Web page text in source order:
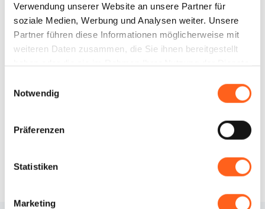
Verwendung unserer Website an unsere Partner für
soziale Medien, Werbung und Analysen weiter. Unsere
Partner führen diese Informationen möglicherweise mit
weiteren Daten zusammen, die Sie ihnen bereitgestellt
Notwendig
Präferenzen
Statistiken
Marketing
Telefon3283249169
E-Mailmarsalagoldenapartment@gmail.com
LBL_CIN_CDEIT081011C2MW2UJNI7